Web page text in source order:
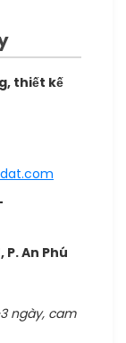
thiết kế
P. An Phú
ngày, cam